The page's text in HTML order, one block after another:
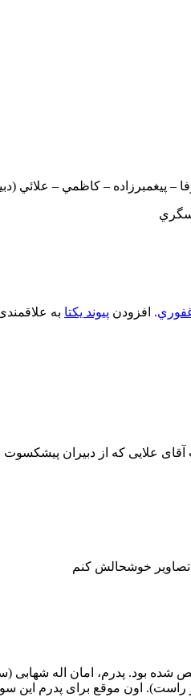
– پيغمبرزاده – کاظمي – علائي
. افزودن پیوند یکتا به
علایی که از دبیران
تصاویر خوشحالش کنم
بود. پدرم، امان اله شهابی
اون موقع برای پدرم